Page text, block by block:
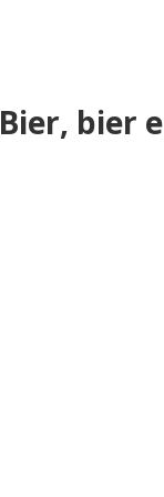
Bier, bier